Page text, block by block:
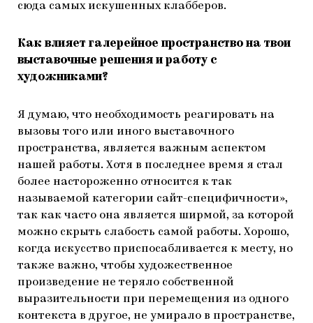
сюда самых искушенных клабберов.
Как влияет галерейное пространство на твои
выставочные решения и работу с
художниками?
Я думаю, что необходимость реагировать на
вызовы того или иного выставочного
пространства, является важным аспектом
нашей работы. Хотя в последнее время я стал
более настороженно относится к так
называемой категории сайт-специфичности»,
так как часто она является ширмой, за которой
можно скрыть слабость самой работы. Хорошо,
когда искусство приспосабливается к месту, но
также важно, чтобы художественное
произведение не теряло собственной
выразительности при перемещения из одного
контекста в другое, не умирало в пространстве,